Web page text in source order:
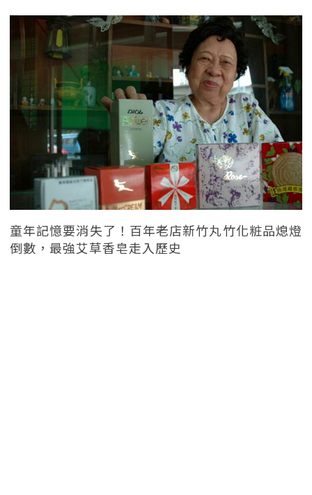
童年記憶要消失了！百年老店新竹丸竹化粧品熄燈
倒數，最強艾草香皂走入歷史